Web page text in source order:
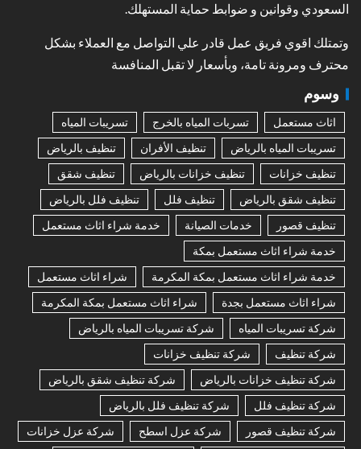
السعودي وقوانين و ضوابط حماية المستهلك.
وتمتلك اقوي فريق عمل قادر علي التواصل مع العملاء بشكل
محترف ومرونة تامة، وبأسعار لا تقبل المنافسة
وسوم
اثاث مستعمل تسربات المياه بالخرج
تسريبات المياه
تسريبات المياه بالرياض
تنظيف الأفران
تنظيف بالرياض
تنظيف خزانات
تنظيف خزانات بالرياض
تنظيف شقق
تنظيف شقق بالرياض
تنظيف فلل
تنظيف فلل بالرياض
تنظيف قصور
خدمات الصيانة
خدمة شراء اثاث مستعمل
خدمة شراء اثاث مستعمل بمكة
خدمة شراء اثاث مستعمل بمكة المكرمة
شراء اثاث مستعمل
شراء اثاث مستعمل بجدة
شراء اثاث مستعمل بمكة المكرمة
شركة تسريبات المياه
شركة تسريبات المياه بالرياض
شركة تنظيف
شركة تنظيف خزانات
شركة تنظيف خزانات بالرياض
شركة تنظيف شقق بالرياض
شركة تنظيف فلل
شركة تنظيف فلل بالرياض
شركة تنظيف قصور
شركة عزل اسطح
شركة عزل خزانات